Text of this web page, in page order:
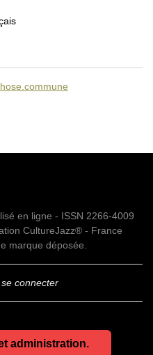
en ligne - ISSN 2266-4009
CultureJazz® - France
marque déposée.
connecter
administration.